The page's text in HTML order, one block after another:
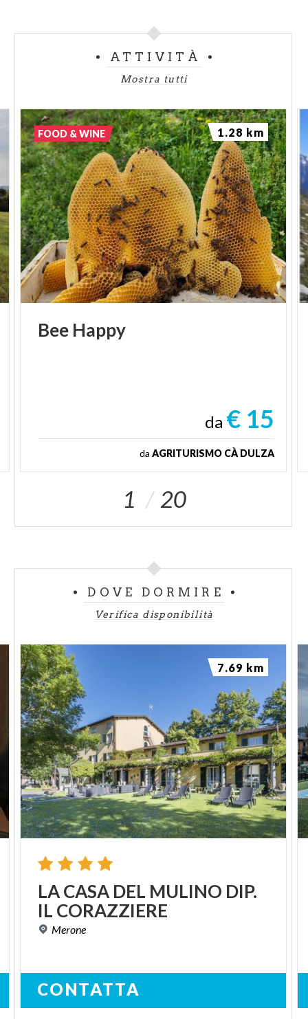
ATTIVITÀ
Mostra tutti
Bee Happy
da € 15
da AGRITURISMO CÀ DULZA
FOOD & WINE 1.28 km
1 20
DOVE DORMIRE
Verifica disponibilità
LACASA DEL MULINO DIP.
IL CORAZZIERE
Merone
CONTATTA
7.69 km